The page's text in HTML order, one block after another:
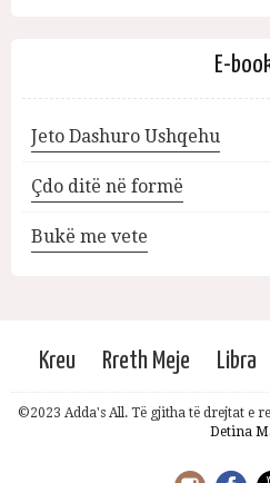
E-
Jeto Dashuro Ushqehu
Çdo ditë në formë
Bukë me vete
Kreu Rreth Meje Libra
©2023 Adda's All. Të gjitha të drejtat e
Detina